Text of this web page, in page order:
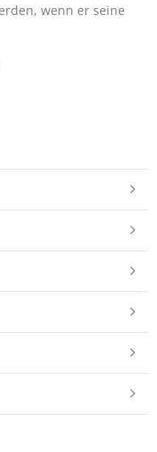
wenn er seine